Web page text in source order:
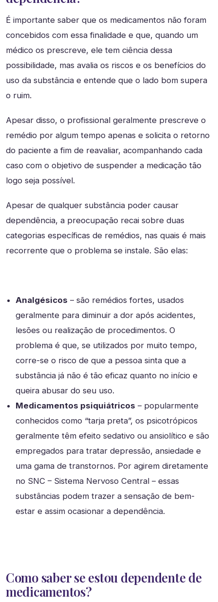
É importante saber que os medicamentos não foram
concebidos com essa finalidade e que, quando um
médico os prescreve, ele tem ciência dessa
possibilidade, mas avalia os riscos e os benefícios do
uso da substância e entende que o lado bom supera
o ruim.
Apesar disso, o profissional geralmente prescreve o
remédio por algum tempo apenas e solicita o retorno
do paciente a fim de reavaliar, acompanhando cada
caso com o objetivo de suspender a medicação tão
logo seja possível.
Apesar de qualquer substância poder causar
dependência, a preocupação recai sobre duas
categorias específicas de remédios, nas quais é mais
recorrente que o problema se instale. São elas:
Analgésicos – são remédios fortes, usados
geralmente para diminuir a dor após acidentes,
lesões ou realização de procedimentos. O
problema é que, se utilizados por muito tempo,
corre-se o risco de que a pessoa sinta que a
substância já não é tão eficaz quanto no início e
queira abusar do seu uso.
Medicamentos psiquiátricos – popularmente
conhecidos como “tarja preta”, os psicotrópicos
geralmente têm efeito sedativo ou ansiolítico e são
empregados para tratar depressão, ansiedade e
uma gama de transtornos. Por agirem diretamente
no SNC – Sistema Nervoso Central – essas
substâncias podem trazer a sensação de bem-
estar e assim ocasionar a dependência.
Como saber se estou dependente de
medicamentos?